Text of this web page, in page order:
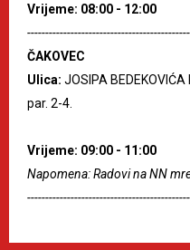
Vrijeme: 08:00 - 12:00
ČAKOVEC
Ulica: JOSIPA
par. 2-4.
Vrijeme: 09:00 - 11:00
Napomena: Radovi na NN